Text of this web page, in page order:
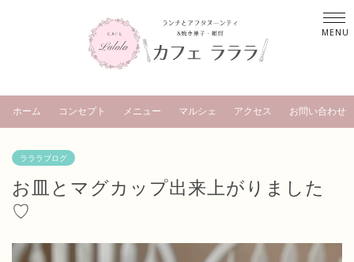
ホーム コンセプト メニュー マルシェ アクセス お問い合わせ
ラララブログ
お皿とマグカップ出来上がりました
♡